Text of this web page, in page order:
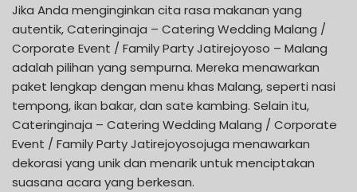
Jika Anda menginginkan cita rasa makanan yang
autentik, Cateringinaja – Catering Wedding Malang /
Corporate Event / Family Party Jatirejoyoso – Malang
adalah pilihan yang sempurna. Mereka menawarkan
paket lengkap dengan menu khas Malang, seperti nasi
tempong, ikan bakar, dan sate kambing. Selain itu,
Cateringinaja – Catering Wedding Malang / Corporate
Event / Family Party Jatirejoyosojuga menawarkan
dekorasi yang unik dan menarik untuk menciptakan
suasana acara yang berkesan.